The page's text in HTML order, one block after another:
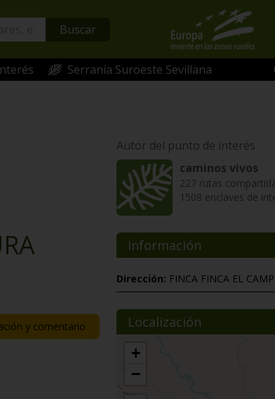
Buscar
Serranía Suroeste Sevillana
y comentario
Autor del punto de interés
caminos vivos
227 rutas
1508 enclaves de
Información
Dirección: FINCA FINCA EL
Localización
+
−